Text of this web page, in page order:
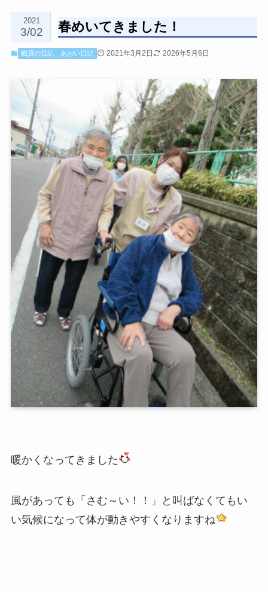
春めいてきました！
2021
3/02
職員の日記 あおい日記 2021年3月2日 2026年5月6日
暖かくなってきました
風があっても「さむ～い！！」と叫ばなくてもい
い気候になって体が動きやすくなりますね